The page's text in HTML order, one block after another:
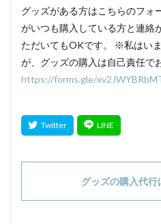
グッズがある方はこちらのフォ
がいつも購入している方と連絡
ただいてもOKです。 ※私はい
が、グッズの購入は自己責任で
https://forms.gle/
グッズの購入代行